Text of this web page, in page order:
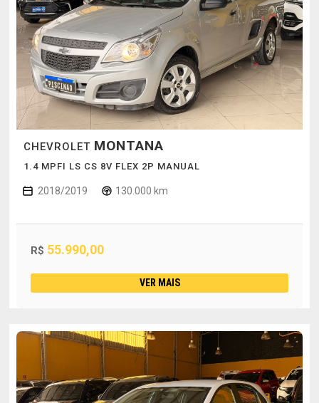
CHEVROLET MONTANA
1.4 MPFI LS CS 8V FLEX 2P MANUAL
2018/2019 130.000 km
R$ 55.990,00
VER MAIS